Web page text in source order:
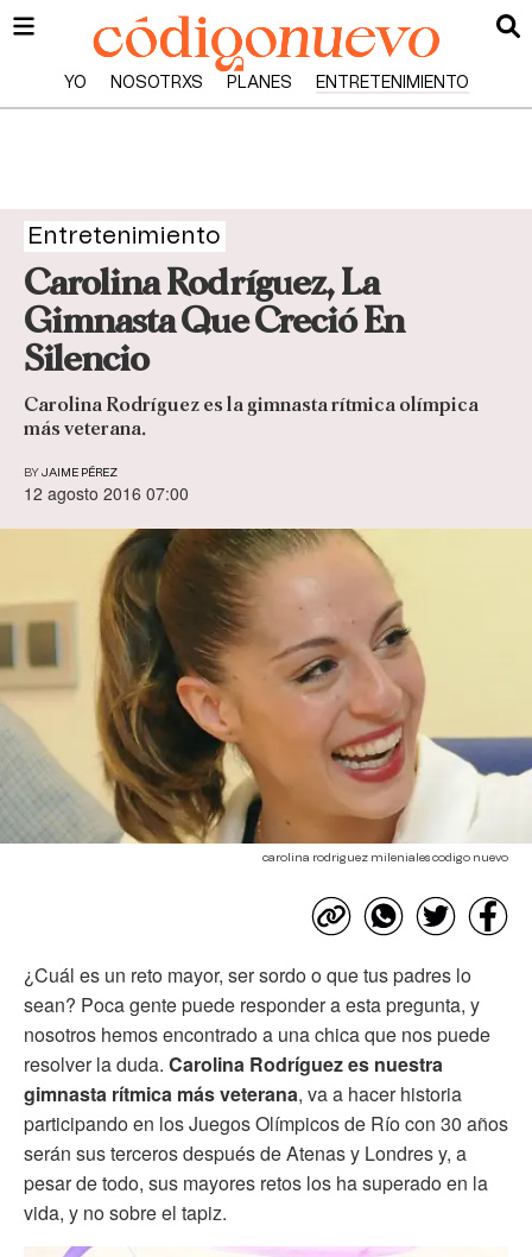
YO NOSOTRXS PLANES ENTRETENIMIENTO
Entretenimiento
Carolina Rodríguez, La
Gimnasta Que Creció En
Silencio
Carolina Rodríguez es la gimnasta rítmica olímpica
más veterana.
BY JAIME PÉREZ
12 agosto 2016 07:00
carolina rodriguez mileniales codigo nuevo
¿Cuál es un reto mayor, ser sordo o que tus padres lo
sean? Poca gente puede responder a esta pregunta, y
nosotros hemos encontrado a una chica que nos puede
resolver la duda. Carolina Rodríguez es nuestra
gimnasta rítmica más veterana, va a hacer historia
participando en los Juegos Olímpicos de Río con 30 años
serán sus terceros después de Atenas y Londres y, a
pesar de todo, sus mayores retos los ha superado en la
vida, y no sobre el tapiz.